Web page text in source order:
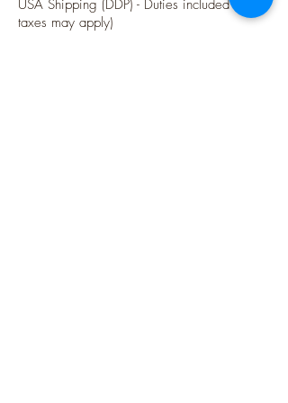
USA Shipping (DDP) - Duties included (Local
taxes may apply)